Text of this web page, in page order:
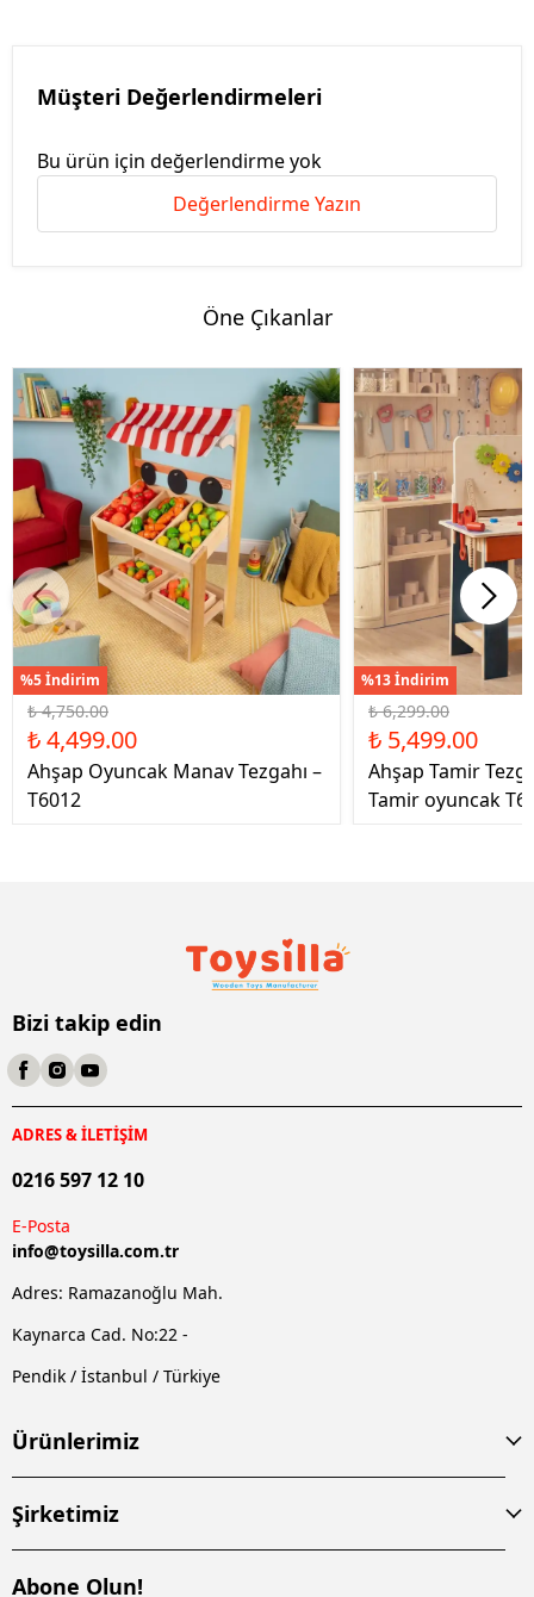
Müşteri Değerlendirmeleri
Bu ürün için değerlendirme yok
Değerlendirme Yazın
Öne Çıkanlar
%5 İndirim
₺ 4,750.00
₺ 4,499.00
Ahşap Oyuncak Manav Tezgahı –
T6012
%13 İndirim
₺ 6,299.00
₺ 5,499.00
Ahşap Tamir
Tamir oyuncak
Bizi takip edin
ADRES & İLETİŞİM
0216 597 12 10
E-Posta
info@toysilla.com.tr
Adres: Ramazanoğlu Mah.
Kaynarca Cad. No:22 -
Pendik / İstanbul / Türkiye
Ürünlerimiz
Şirketimiz
Abone Olun!